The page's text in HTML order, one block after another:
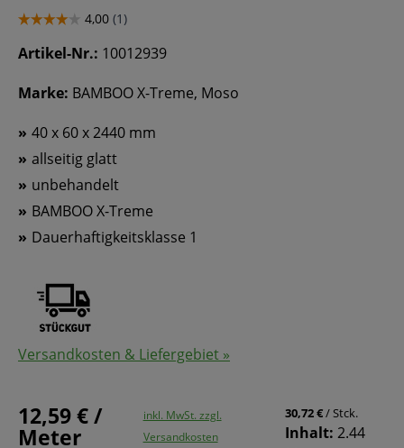
Artikel-Nr.: 10012939
Marke: BAMBOO X-Treme, Moso
40 x 60 x 2440 mm
allseitig glatt
unbehandelt
BAMBOO X-Treme
Dauerhaftigkeitsklasse 1
Versandkosten & Liefergebiet »
12,59 € /
Meter
inkl. MwSt. zzgl.
Versandkosten
30,72 €/ Stck.
Inhalt: 2.44